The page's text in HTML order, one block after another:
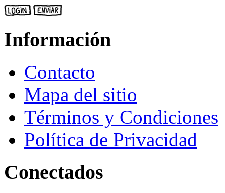
Información
Contacto
Mapa del sitio
Términos y Condiciones
Política de Privacidad
Conectados